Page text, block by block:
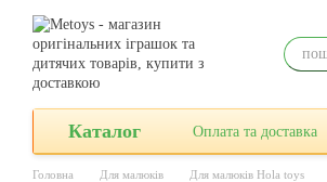
Перейти до основного контенту
Каталог Оплата та доставка
Головна Для малюків Для малюків Hola toys